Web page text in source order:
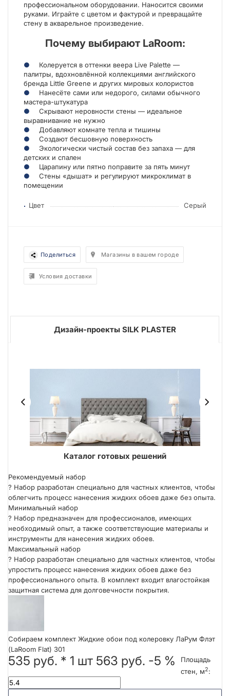
профессиональном оборудовании. Наносится своими
руками. Играйте с цветом и фактурой и превращайте
стену в акварельное произведение.
Почему выбирают LaRoom:
Колеруется в оттенки веера Live Palette —
палитры, вдохновлённой коллекциями английского
бренда Little Greene и других мировых колористов
Нанесёте сами или недорого, силами обычного
мастера-штукатура
Скрывают неровности стены — идеальное
выравнивание не нужно
Добавляют комнате тепла и тишины
Создают бесшовную поверхность
Экологически чистый состав без запаха — для
детских и спален
Царапину или пятно поправите за пять минут
Стены «дышат» и регулируют микроклимат в
помещении
Цвет Серый
Поделиться Магазины в вашем городе
Условия доставки
Дизайн-проекты SILK PLASTER
Каталог готовых решений
Рекомендуемый набор
? Набор разработан специально для частных клиентов, чтобы
облегчить процесс нанесения жидких обоев даже без опыта.
Минимальный набор
? Набор предназначен для профессионалов, имеющих
необходимый опыт, а также соответствующие материалы и
инструменты для нанесения жидких обоев.
Максимальный набор
? Набор разработан специально для частных клиентов, чтобы
упростить процесс нанесения жидких обоев даже без
профессионального опыта. В комплект входит влагостойкая
защитная система для долговечности покрытия.
Собираем комплект Жидкие обои под колеровку ЛаРум Флэт
(LaRoom Flat) 301
535 руб. * 1 шт 563 руб. -5 %
Площадь
стен, м2: